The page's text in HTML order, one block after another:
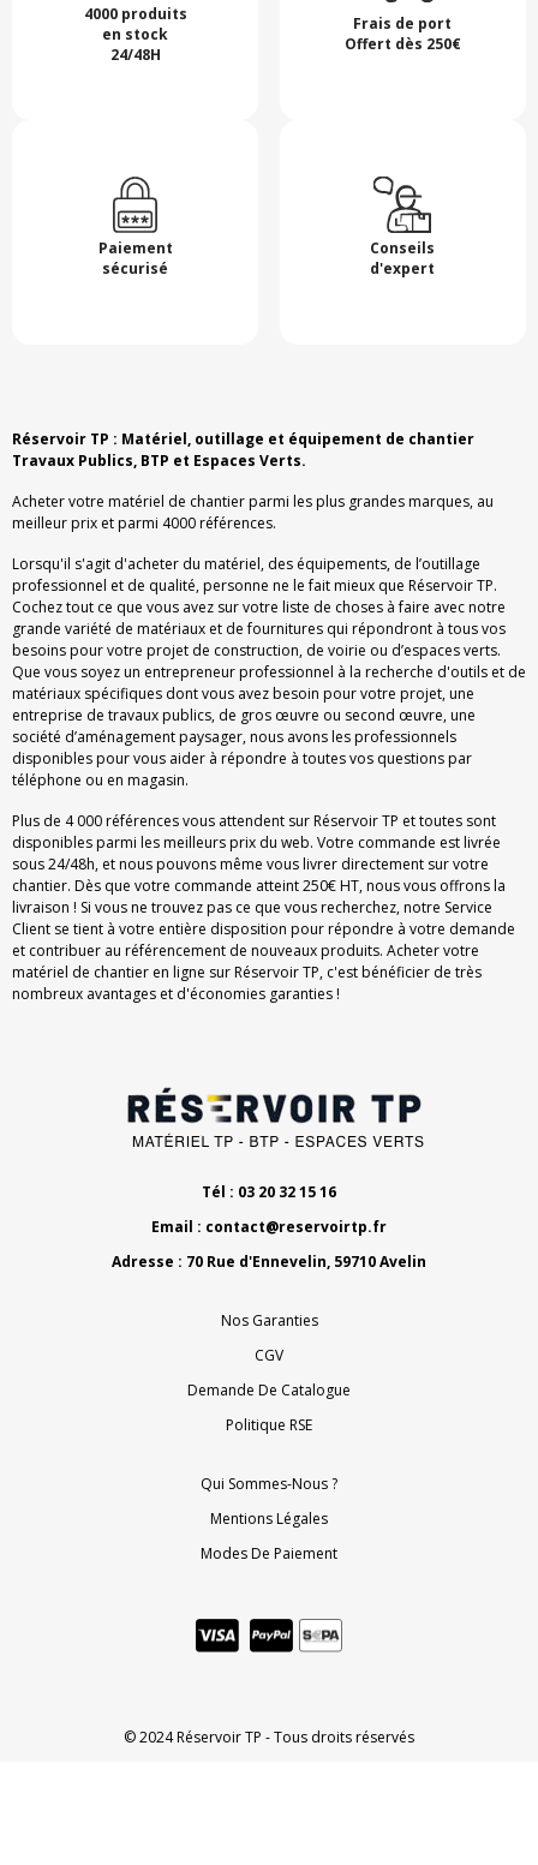
4000 produits
en stock
24/48H
Frais de port
Offert dès 250€
Paiement
sécurisé
Conseils
d'expert
Réservoir TP : Matériel, outillage et équipement de chantier
Travaux Publics, BTP et Espaces Verts.
Acheter votre matériel de chantier parmi les plus grandes marques, au
meilleur prix et parmi 4000 références.
Lorsqu'il s'agit d'acheter du matériel, des équipements, de l’outillage
professionnel et de qualité, personne ne le fait mieux que Réservoir TP.
Cochez tout ce que vous avez sur votre liste de choses à faire avec notre
grande variété de matériaux et de fournitures qui répondront à tous vos
besoins pour votre projet de construction, de voirie ou d’espaces verts.
Que vous soyez un entrepreneur professionnel à la recherche d'outils et de
matériaux spécifiques dont vous avez besoin pour votre projet, une
entreprise de travaux publics, de gros œuvre ou second œuvre, une
société d’aménagement paysager, nous avons les professionnels
disponibles pour vous aider à répondre à toutes vos questions par
téléphone ou en magasin.
Plus de 4 000 références vous attendent sur Réservoir TP et toutes sont
disponibles parmi les meilleurs prix du web. Votre commande est livrée
sous 24/48h, et nous pouvons même vous livrer directement sur votre
chantier. Dès que votre commande atteint 250€ HT, nous vous offrons la
livraison ! Si vous ne trouvez pas ce que vous recherchez, notre Service
Client se tient à votre entière disposition pour répondre à votre demande
et contribuer au référencement de nouveaux produits. Acheter votre
matériel de chantier en ligne sur Réservoir TP, c'est bénéficier de très
nombreux avantages et d'économies garanties !
Tél : 03 20 32 15 16
Email : contact@reservoirtp.fr
Adresse : 70 Rue d'Ennevelin, 59710 Avelin
Nos Garanties
CGV
Demande De Catalogue
Politique RSE
Qui Sommes-Nous ?
Mentions Légales
Modes De Paiement
© 2024 Réservoir TP - Tous droits réservés